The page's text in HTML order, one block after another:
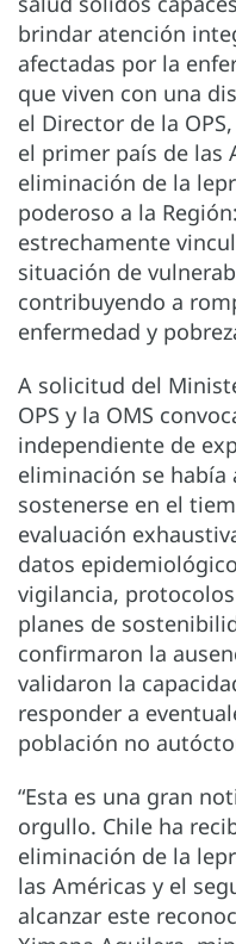
brindar atención
afectadas por la
que viven con una
el Director de la
el primer país de las
eliminación de la
poderoso a la
estrechamente
situación de
contribuyendo a
enfermedad y
A solicitud del
OPS y la OMS
independiente de
eliminación se había
sostenerse en el
evaluación
datos
vigilancia,
planes de
confirmaron la
validaron la
responder a
población no
“Esta es una gran
orgullo. Chile ha
eliminación de la
las Américas y el
alcanzar este